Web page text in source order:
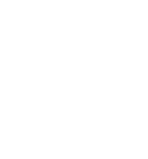
van KotGent?